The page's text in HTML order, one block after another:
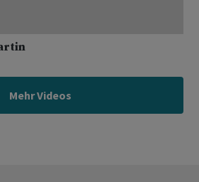
Mehr Videos